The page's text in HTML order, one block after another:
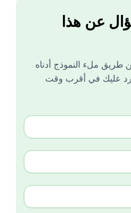
عن هذا
طريق ملء النموذج أدناه
عليك في أقرب وقت